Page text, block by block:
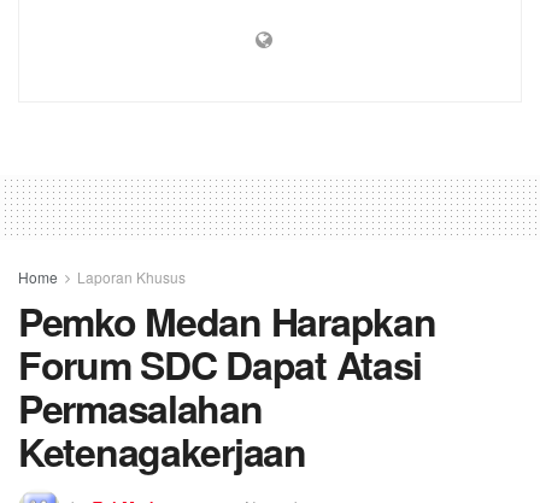
Home Laporan Khusus
Pemko Medan Harapkan
Forum SDC Dapat Atasi
Permasalahan
Ketenagakerjaan